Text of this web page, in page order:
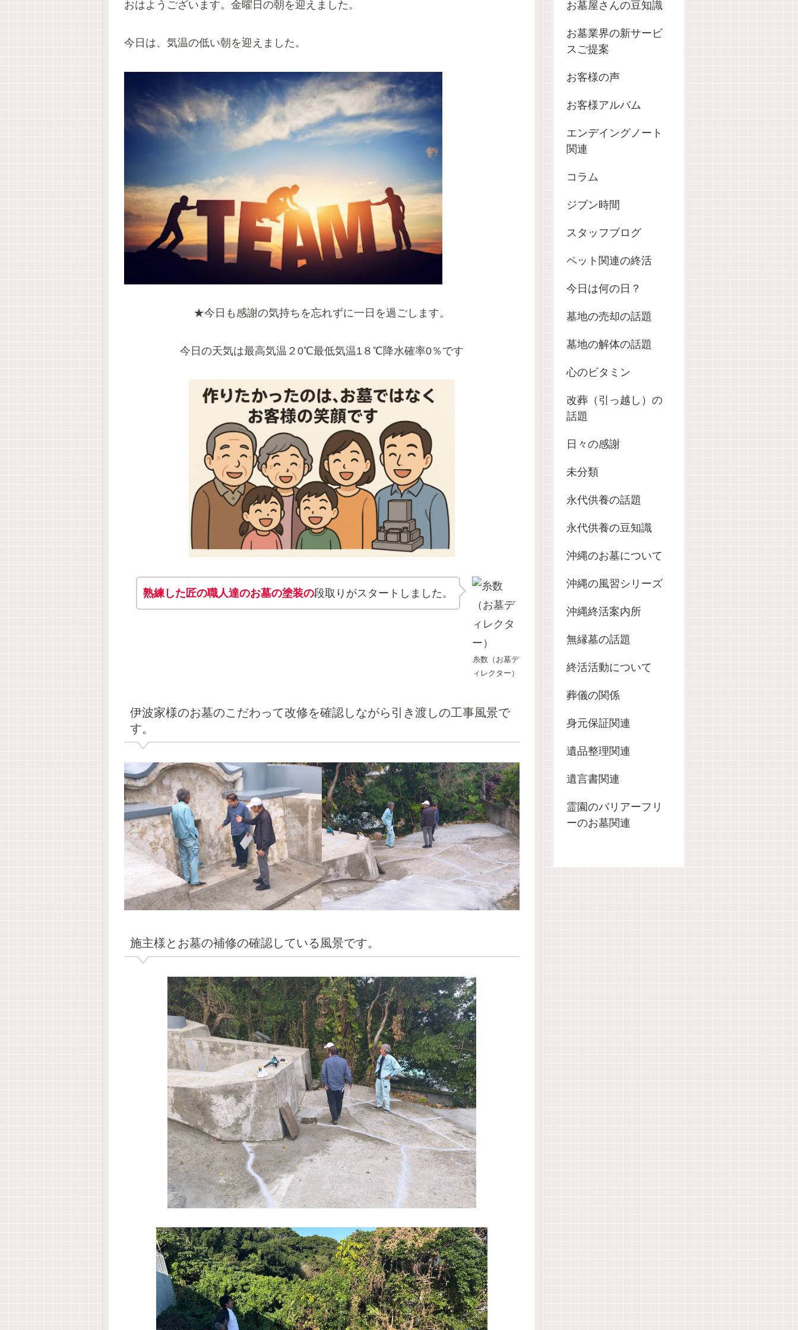
おはようございます。金曜日の朝を迎えました。
今日は、気温の低い朝を迎えました。
★今日も感謝の気持ちを忘れずに一日を過ごします。
今日の天気は最高気温２0℃最低気温1８℃降水確率0％です
糸数（お墓デ
ィレクター）
熟練した匠の職人達のお墓の塗装の段取りがスタートしました。
伊波家様のお墓のこだわって改修を確認しながら引き渡しの工事風景で
す。
施主様とお墓の補修の確認している風景です。
お墓屋さんの豆知識
お墓業界の新サービ
スご提案
お客様の声
お客様アルバム
エンデイングノート
関連
コラム
ジブン時間
スタッフブログ
ペット関連の終活
今日は何の日？
墓地の売却の話題
墓地の解体の話題
心のビタミン
改葬（引っ越し）の
話題
日々の感謝
未分類
永代供養の話題
永代供養の豆知識
沖縄のお墓について
沖縄の風習シリーズ
沖縄終活案内所
無縁墓の話題
終活活動について
葬儀の関係
身元保証関連
遺品整理関連
遺言書関連
霊園のバリアーフリ
ーのお墓関連